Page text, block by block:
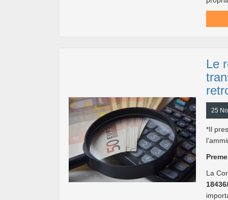
Le
25
*Il
La